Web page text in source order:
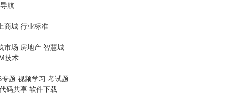
导航
商城 行业标准
市场 房地产 智慧城
技术
题 视频学习 考试题
码共享 软件下载